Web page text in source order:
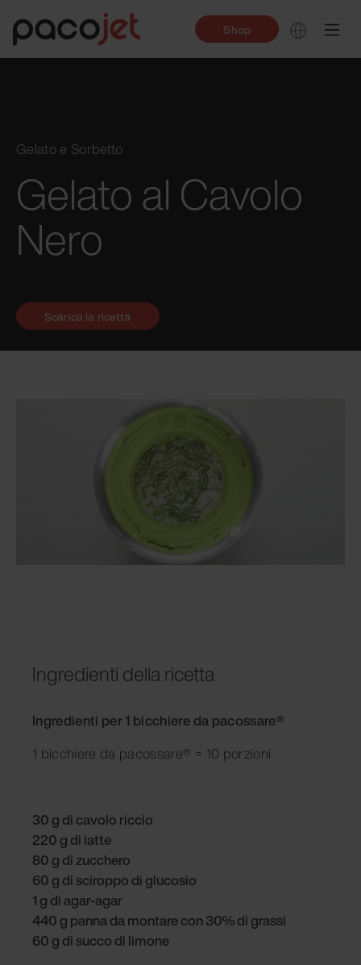
Shop
Gelato e Sorbetto
Gelato al Cavolo
Nero
Ingredienti della ricetta
Ingredienti per 1 bicchiere da pacossare®
1 bicchiere da pacossare® = 10 porzioni
30 g di cavolo riccio
220 g di latte
80 g di zucchero
60 g di sciroppo di glucosio
1 g di agar-agar
440 g panna da montare con 30% di grassi
60 g di succo di limone
Scarica la ricetta